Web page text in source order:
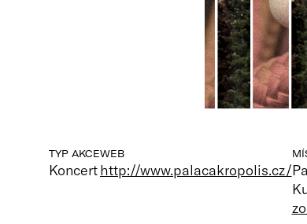
TYP AKCE
Koncert
WEB
http://www.palacakropolis.cz/